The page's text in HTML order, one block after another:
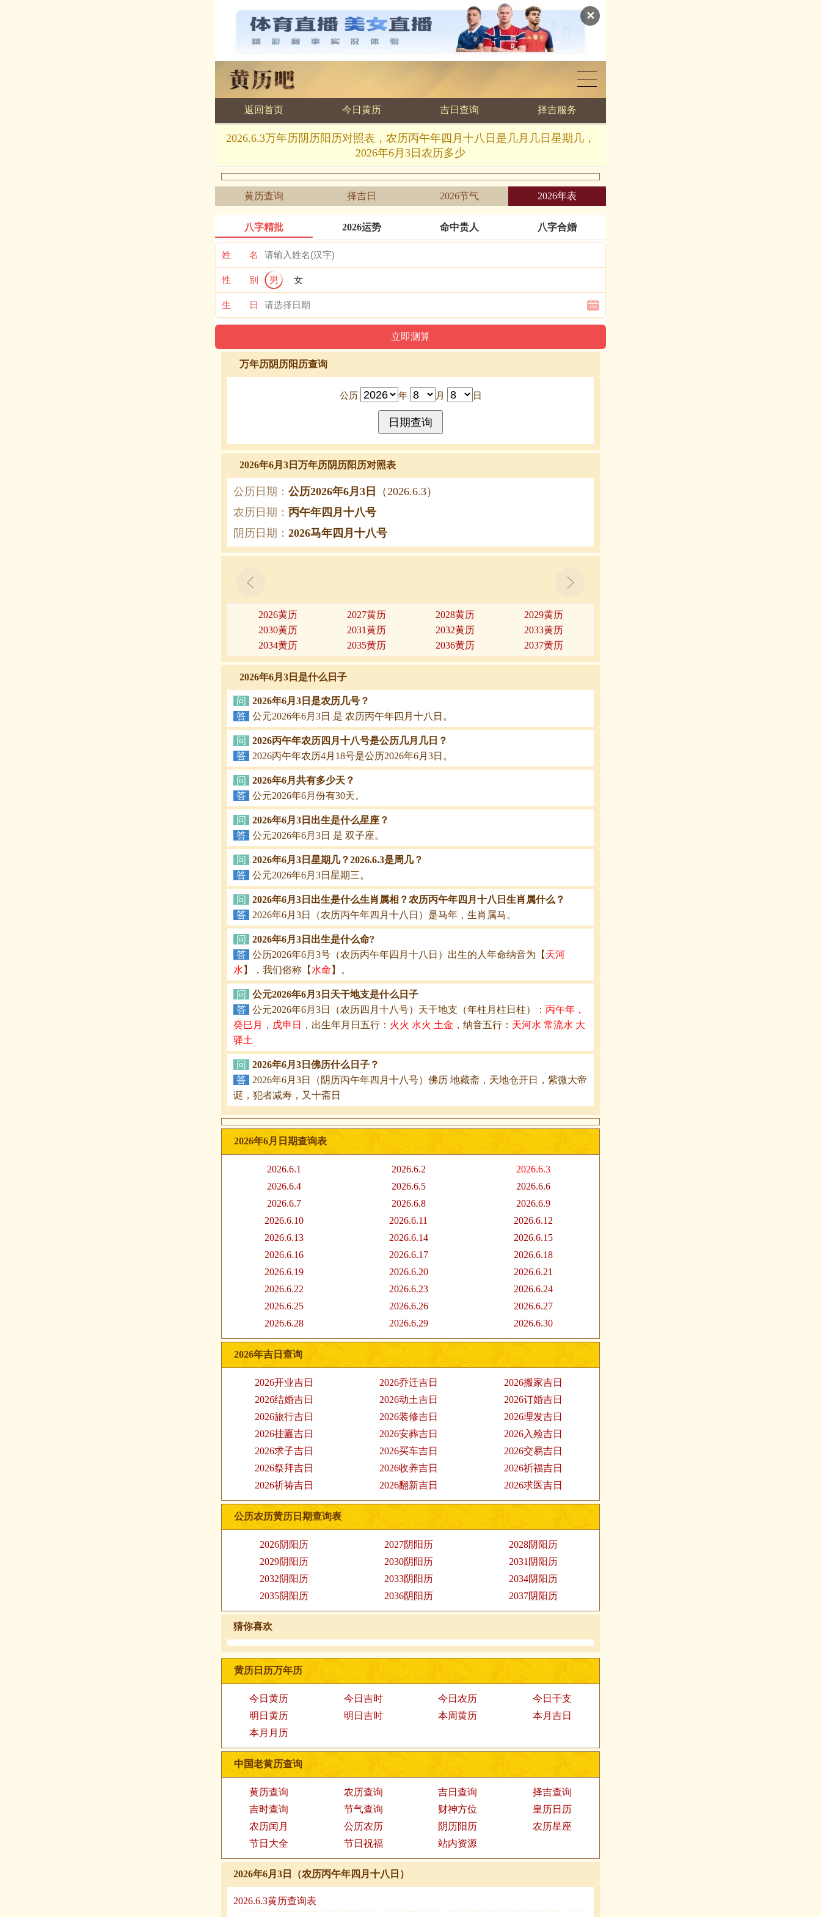
✕
黄历查询
返回首页 今日黄历 吉日查询 择吉服务
2026.6.3万年历阴历阳历对照表，农历丙午年四月十八日是几月几日星期几，
2026年6月3日农历多少
黄历查询 择吉日 2026节气 2026年表
八字精批 2026运势 命中贵人 八字合婚
姓 名
性 别 男 女
生 日
万年历阴历阳历查询
公历 年 月 日
2026年6月3日万年历阴历阳历对照表
公历日期： 公历2026年6月3日
（2026.6.3）
农历日期： 丙午年四月十八号
阴历日期： 2026马年四月十八号
2026黄历 2027黄历 2028黄历
2029黄历
2030黄历
2031黄历 2032黄历
2033黄历
2034黄历
2035黄历 2036黄历 2037黄历
2026年6月3日是什么日子
问
2026年6月3日是农历几号？
答 公元2026年6月3日 是 农历丙午年四月十八日。
问
2026丙午年农历四月十八号是公历几月几日？
答
2026丙午年农历4月18号是公历2026年6月3日。
问
2026年6月共有多少天？
答 公元2026年6月份有30天。
问
2026年6月3日出生是什么星座？
答 公元2026年6月3日 是 双子座。
问
2026年6月3日星期几？2026.6.3是周几？
答 公元2026年6月3日星期三。
问
2026年6月3日出生是什么生肖属相？农历丙午年四月十八日生肖属什么？
答
2026年6月3日（农历丙午年四月十八日）是马年，生肖属马。
问
2026年6月3日出生是什么命?
答 公历2026年6月3号（农历丙午年四月十八日）出生的人年命纳音为【 天河
水 】，我们俗称【 水命 】。
问
公元2026年6月3日天干地支是什么日子
答 公元2026年6月3日（农历四月十八号）天干地支（年柱月柱日柱）： 丙午年，
癸巳月，戊申日
，出生年月日五行： 火火 水火 土金 ，纳音五行： 天河水 常流水 大
驿土
问
2026年6月3日佛历什么日子？
答
2026年6月3日（阴历丙午年四月十八号）佛历 地藏斋，天地仓开日，紫微大帝
诞，犯者减寿，又十斋日
2026年6月日期查询表
2026.6.1 2026.6.2
2026.6.3
2026.6.4
2026.6.5
2026.6.6
2026.6.7
2026.6.8
2026.6.9
2026.6.10
2026.6.11
2026.6.12
2026.6.13
2026.6.14
2026.6.15
2026.6.16
2026.6.17
2026.6.18
2026.6.19
2026.6.20
2026.6.21
2026.6.22
2026.6.23
2026.6.24
2026.6.25
2026.6.26
2026.6.27
2026.6.28
2026.6.29 2026.6.30
2026年吉日查询
2026开业吉日 2026乔迁吉日
2026搬家吉日
2026结婚吉日
2026动土吉日
2026订婚吉日
2026旅行吉日
2026装修吉日
2026理发吉日
2026挂匾吉日
2026安葬吉日
2026入殓吉日
2026求子吉日
2026买车吉日
2026交易吉日
2026祭拜吉日
2026收养吉日
2026祈福吉日
2026祈祷吉日
2026翻新吉日 2026求医吉日
公历农历黄历日期查询表
2026阴阳历 2027阴阳历
2028阴阳历
2029阴阳历
2030阴阳历
2031阴阳历
2032阴阳历
2033阴阳历
2034阴阳历
2035阴阳历
2036阴阳历 2037阴阳历
猜你喜欢
黄历日历万年历
今日黄历 今日吉时 今日农历
今日干支
明日黄历
明日吉时 本周黄历
本月吉日
本月月历
中国老黄历查询
黄历查询 农历查询 吉日查询
择吉查询
吉时查询
节气查询 财神方位
皇历日历
农历闰月
公历农历 阴历阳历
农历星座
节日大全
节日祝福 站内资源
2026年6月3日（农历丙午年四月十八日）
2026.6.3黄历查询表